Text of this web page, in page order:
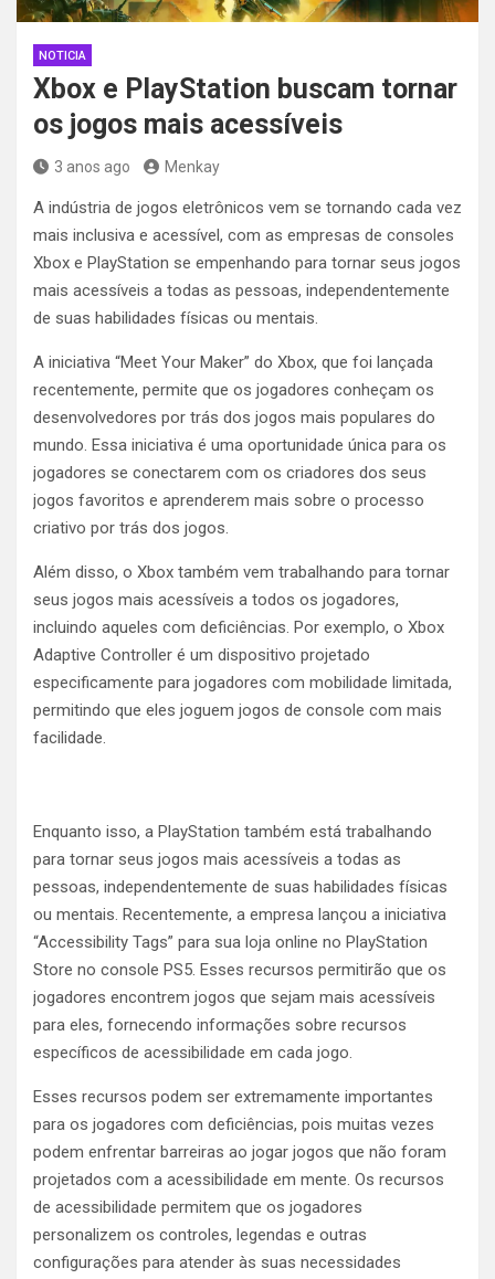
NOTICIA
Xbox e PlayStation buscam tornar
os jogos mais acessíveis
3 anos ago Menkay
A indústria de jogos eletrônicos vem se tornando cada vez
mais inclusiva e acessível, com as empresas de consoles
Xbox e PlayStation se empenhando para tornar seus jogos
mais acessíveis a todas as pessoas, independentemente
de suas habilidades físicas ou mentais.
A iniciativa “Meet Your Maker” do Xbox, que foi lançada
recentemente, permite que os jogadores conheçam os
desenvolvedores por trás dos jogos mais populares do
mundo. Essa iniciativa é uma oportunidade única para os
jogadores se conectarem com os criadores dos seus
jogos favoritos e aprenderem mais sobre o processo
criativo por trás dos jogos.
Além disso, o Xbox também vem trabalhando para tornar
seus jogos mais acessíveis a todos os jogadores,
incluindo aqueles com deficiências. Por exemplo, o Xbox
Adaptive Controller é um dispositivo projetado
especificamente para jogadores com mobilidade limitada,
permitindo que eles joguem jogos de console com mais
facilidade.
Enquanto isso, a PlayStation também está trabalhando
para tornar seus jogos mais acessíveis a todas as
pessoas, independentemente de suas habilidades físicas
ou mentais. Recentemente, a empresa lançou a iniciativa
“Accessibility Tags” para sua loja online no PlayStation
Store no console PS5. Esses recursos permitirão que os
jogadores encontrem jogos que sejam mais acessíveis
para eles, fornecendo informações sobre recursos
específicos de acessibilidade em cada jogo.
Esses recursos podem ser extremamente importantes
para os jogadores com deficiências, pois muitas vezes
podem enfrentar barreiras ao jogar jogos que não foram
projetados com a acessibilidade em mente. Os recursos
de acessibilidade permitem que os jogadores
personalizem os controles, legendas e outras
configurações para atender às suas necessidades